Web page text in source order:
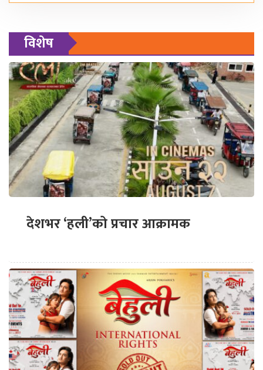
विशेष
देशभर ‘हली’को प्रचार आक्रामक